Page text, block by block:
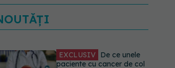
EXCLUSIV De ce unele
paciente cu cancer de col